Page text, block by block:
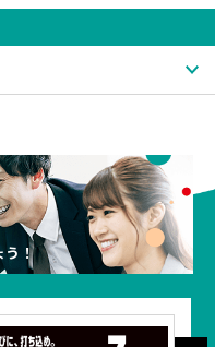
う！